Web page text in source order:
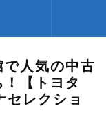
で人気の中古
！【トヨタ
レクショ